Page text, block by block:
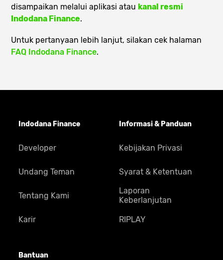
disampaikan melalui aplikasi atau kanal resmi
Indodana Finance.
Untuk pertanyaan lebih lanjut, silakan cek halaman
FAQ Indodana Finance.
Indodana Finance
Developer
Undang Teman
Tentang Kami
Karir
Bantuan
Informasi & Panduan
Kebijakan Privasi
Syarat & Ketentuan
Laporan
Keberlanjutan
RIPLAY